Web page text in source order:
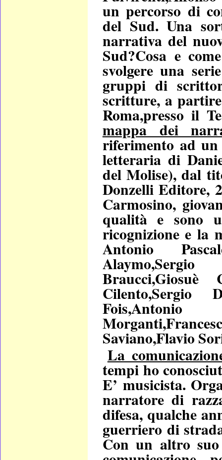
un percorso di
del Sud. Una
narrativa del
Sud?Cosa e
svolgere una
gruppi di
scritture, a
Roma,presso il
mappa dei
riferimento ad
letteraria di
del Molise), dal
Donzelli Editore,
Carmosino,
qualità e sono
ricognizione e la
Antonio
Braucci,Giosuè
Cilento,Sergio
Fois,Antonio
Saviano,Flavio
La
tempi ho
E’ musicista.
narratore di
difesa, qualche
guerriero di
Con un altro